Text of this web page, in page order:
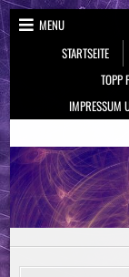
Skip
to
content
MENU
STARTSEITE
TOPP
IMPRESSUM